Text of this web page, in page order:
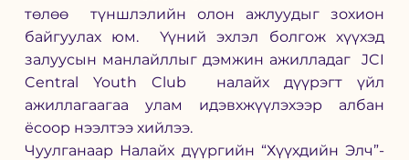
төлөө  түншлэлийн олон ажлуудыг зохион
байгуулах юм.  Үүний эхлэл болгож хүүхэд
залуусын манлайллыг дэмжин ажилладаг  JCI
Central Youth Club  налайх дүүрэгт үйл
ажиллагаагаа улам идэвхжүүлэхээр албан
ёсоор нээлтээ хийлээ.
Чуулганаар Налайх дүүргийн “Хүүхдийн Элч”-